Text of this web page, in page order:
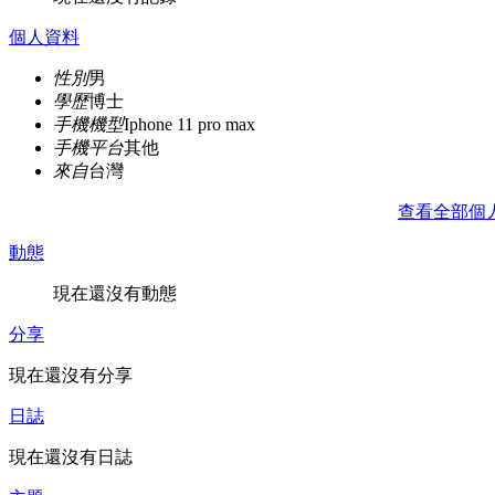
個人資料
性別男
學歷博士
手機機型Iphone 11 pro max
手機平台其他
來自台灣
查看全部個
動態
現在還沒有動態
分享
現在還沒有分享
日誌
現在還沒有日誌